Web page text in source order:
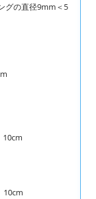
グの直径9mm＜5
10cm
10cm